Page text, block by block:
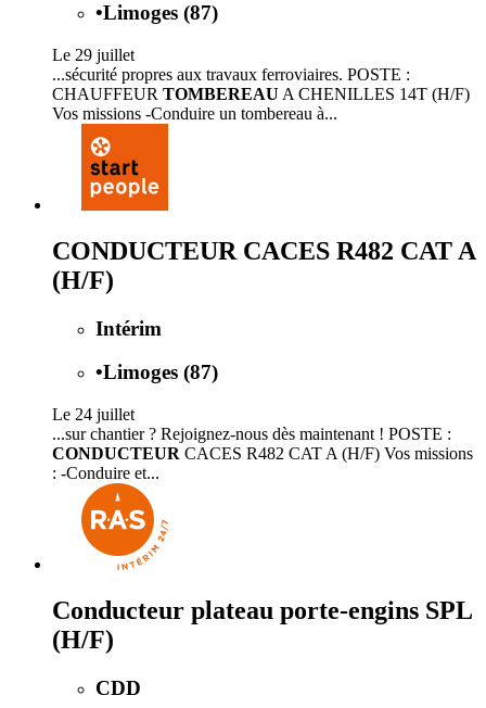
•Limoges (87)
Le 29 juillet
...sécurité propres aux travaux ferroviaires. POSTE :
CHAUFFEUR TOMBEREAU A CHENILLES 14T (H/F)
Vos missions -Conduire un tombereau à...
CONDUCTEUR CACES R482 CAT A
(H/F)
Intérim
•Limoges (87)
Le 24 juillet
...sur chantier ? Rejoignez-nous dès maintenant ! POSTE :
CONDUCTEUR CACES R482 CAT A (H/F) Vos missions
: -Conduire et...
Conducteur plateau porte-engins SPL
(H/F)
CDD